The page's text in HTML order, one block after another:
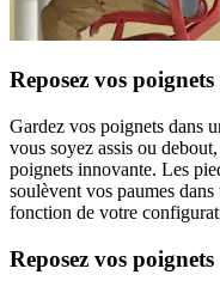
Reposez vos poignets
Gardez vos poignets dans
vous soyez assis ou
poignets innovante. Les
soulèvent vos paumes
fonction de votre
Reposez vos poignets